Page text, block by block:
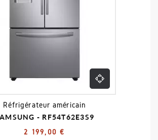
Réfrigérateur américain
- RF54T62E3S9
2 199,00 €